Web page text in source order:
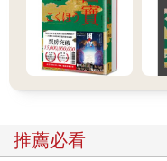
推薦必看